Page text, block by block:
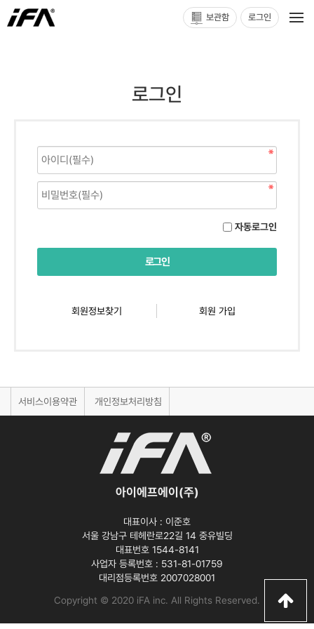
보관함 로그인
로그인
자동로그인
회원정보찾기 회원 가입
서비스이용약관 개인정보처리방침
아이에프에이(주)
대표이사 : 이준호
서울 강남구 테헤란로22길 14 중유빌딩
대표번호 1544-8141
사업자 등록번호 : 531-81-01759
대리점등록번호 2007028001
Copyright © 2020 iFA inc. All Rights Reserved.